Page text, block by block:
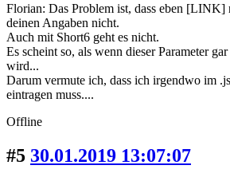
Florian: Das Problem ist, dass eben [LINK]
deinen Angaben nicht.
Auch mit Short6 geht es nicht.
Es scheint so, als wenn dieser Parameter
wird...
Darum vermute ich, dass ich irgendwo im
eintragen muss....
Offline
#5 30.01.2019 13:07:07